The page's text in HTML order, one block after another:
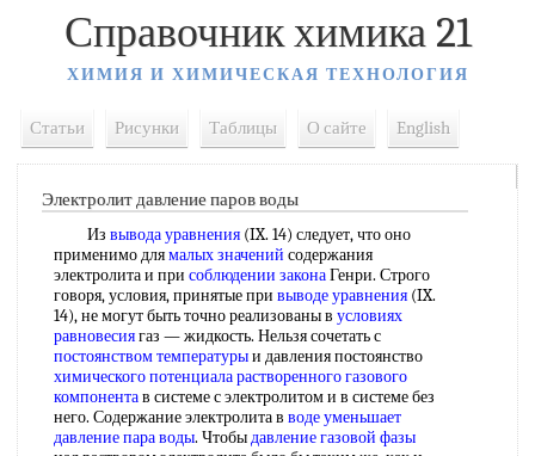
Справочник химика 21
ХИМИЯ И ХИМИЧЕСКАЯ ТЕХНОЛОГИЯ
Статьи Рисунки Таблицы О сайте English
Электролит давление паров воды
Из вывода уравнения (IX. 14) следует, что оно
применимо длямалых значений содержания
электролита и при соблюдении законаГенри. Строго
говоря, условия, принятые при выводе уравнения (IX.
14), не могут быть точно реализованы в условиях
равновесиягаз — жидкость. Нельзя сочетать с
постоянством температурыи давления постоянство
химического потенциала растворенногогазового
компонентав системе с электролитом и в системе без
него. Содержание электролита в воде уменьшает
давлениепара воды. Чтобыдавление газовой фазы